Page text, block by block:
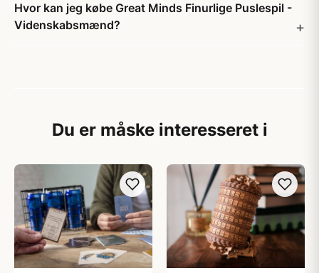
Hvor kan jeg købe Great Minds Finurlige Puslespil -
Videnskabsmænd?
Du er måske interesseret i